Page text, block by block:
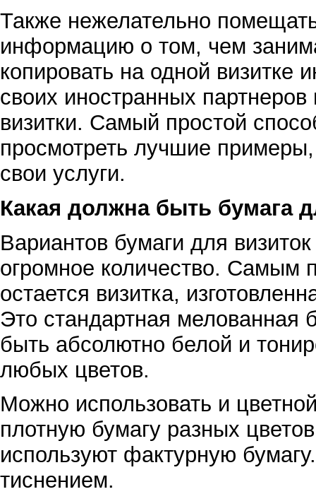
Также нежелательно
информацию о том, чем
копировать на одной
своих иностранных
визитки. Самый простой
просмотреть лучшие
свои услуги.
Какая должна быть бумага
Вариантов бумаги для
огромное количество. Самым
остается визитка,
Это стандартная мелованная
быть абсолютно белой и
любых цветов.
Можно использовать и
плотную бумагу разных
используют фактурную
тиснением.